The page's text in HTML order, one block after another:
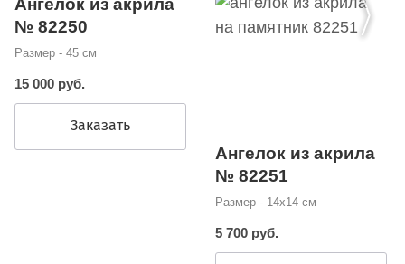
Ангелок из акрила
№ 82250
Размер - 45 см
15 000 руб.
Заказать
Ангелок из акрила
№ 82251
Размер - 14х14 см
5 700 руб.